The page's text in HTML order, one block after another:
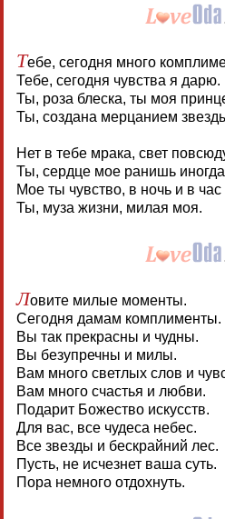
Тебе, сегодня много
Тебе, сегодня чувства я дарю.
Ты, роза блеска, ты моя
Ты, создана мерцанием
Нет в тебе мрака, свет
Ты, сердце мое ранишь
Мое ты чувство, в ночь и в час
Ты, муза жизни, милая моя.
Ловите милые моменты.
Сегодня дамам комплименты.
Вы так прекрасны и чудны.
Вы безупречны и милы.
Вам много светлых слов и
Вам много счастья и любви.
Подарит Божество искусств.
Для вас, все чудеса небес.
Все звезды и бескрайний лес.
Пусть, не исчезнет ваша суть.
Пора немного отдохнуть.